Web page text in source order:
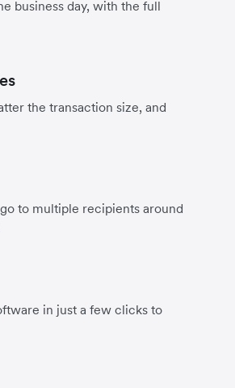
business day, with the full
the transaction size, and
to multiple recipients around
in just a few clicks to